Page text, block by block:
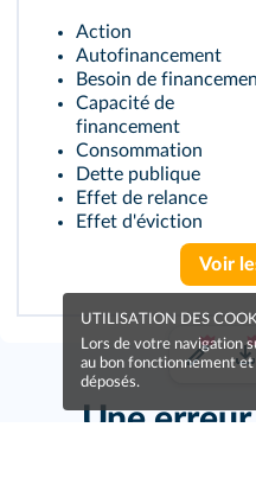
Action
Autofinancement
Besoin de
Capacité de
financement
Consommation
Dette publique
Effet de relance
Effet d'éviction
Voir
Une erreur
UTILISATION DES
Lors de votre navigation
au bon fonctionnement
déposés.